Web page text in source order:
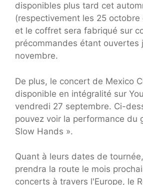
disponibles plus tard cet
(respectivement les 25
et le coffret sera fabriqué sur
précommandes étant ouvertes
novembre.
De plus, le concert de Mexico
disponible en intégralité sur
vendredi 27 septembre. Ci-
pouvez voir la performance du
Slow Hands ».
Quant à leurs dates de
prendra la route le mois
concerts à travers l'Europe, le